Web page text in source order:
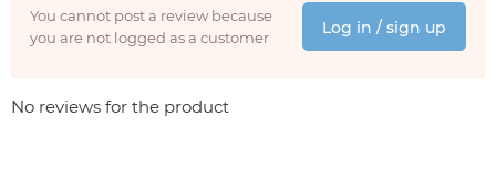
You cannot post a review because
you are not logged as a customer
Log in / sign up
No reviews for the product